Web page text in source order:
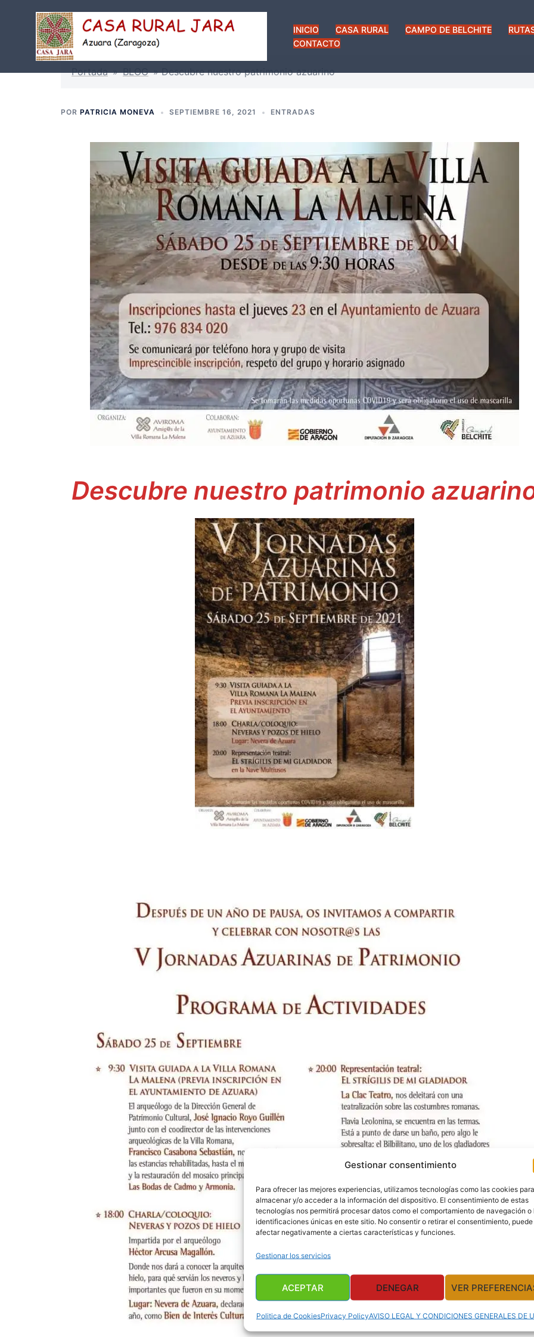
Gestionar consentimiento
Para ofrecer las mejores experiencias, utilizamos tecnologías como las cookies para
almacenar y/o acceder a la información del dispositivo. El consentimiento de estas
tecnologías nos permitirá procesar datos como el comportamiento de navegación o
identificaciones únicas en este sitio. No consentir o retirar el consentimiento, puede
afectar negativamente a ciertas características y funciones.
Gestionar los servicios
ACEPTAR DENEGAR VER
Politica de CookiesPrivacy PolicyAVISO LEGAL Y CONDICIONES GENERALES DE
contenido
INICIO CASA RURAL CAMPO DE BELCHITE
CONTACTO
Portada»BLOG»Descubre nuestro patrimonio azuarino
POR PATRICIA MONEVA SEPTIEMBRE 16, 2021 ENTRADAS
Descubre nuestro patrimonio
Calebe Rodrigues
hace 10 meses
Este usuario solo
dejó una calificación.
Este
dejó una